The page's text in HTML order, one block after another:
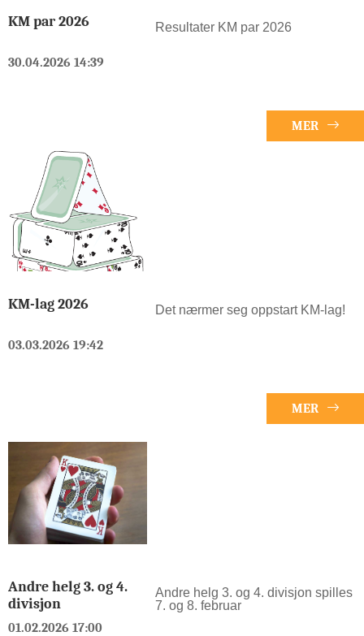
KM par 2026
30.04.2026 14:39
Resultater KM par 2026
MER
KM-lag 2026
03.03.2026 19:42
Det nærmer seg oppstart KM-lag!
MER
Andre helg 3. og 4.
divisjon
01.02.2026 17:00
Andre helg 3. og 4. divisjon spilles
7. og 8. februar